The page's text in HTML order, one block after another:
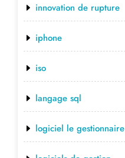
innovation de rupture
iphone
iso
langage sql
logiciel le gestionnaire